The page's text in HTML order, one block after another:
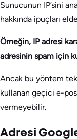
Sunucunun IP’sini
hakkında ipuçları
Örneğin, IP adresi
adresinin spam için
Ancak bu yöntem
kullanan geçici e-
vermeyebilir.
Adresi